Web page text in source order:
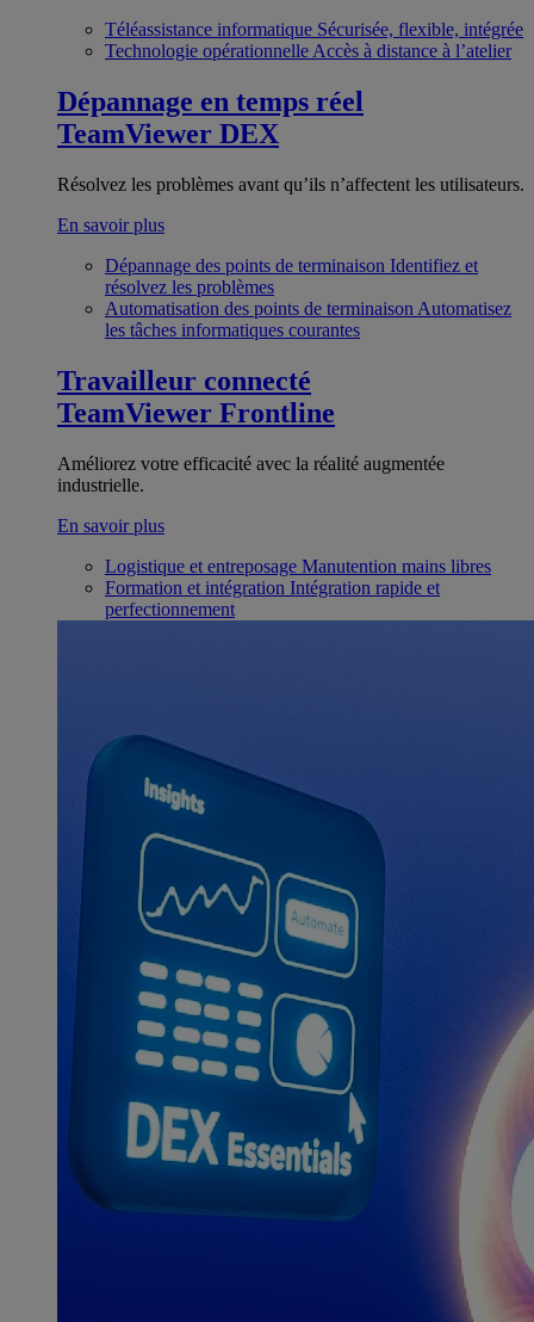
Téléassistance informatique Sécurisée, flexible, intégrée
Technologie opérationnelle Accès à distance à l’atelier
Dépannage en temps réel
TeamViewer DEX
Résolvez les problèmes avant qu’ils n’affectent les utilisateurs.
En savoir plus
Dépannage des points de terminaison Identifiez et
résolvez les problèmes
Automatisation des points de terminaison Automatisez
les tâches informatiques courantes
Travailleur connecté
TeamViewer Frontline
Améliorez votre efficacité avec la réalité augmentée
industrielle.
En savoir plus
Logistique et entreposage Manutention mains libres
Formation et intégration Intégration rapide et
perfectionnement